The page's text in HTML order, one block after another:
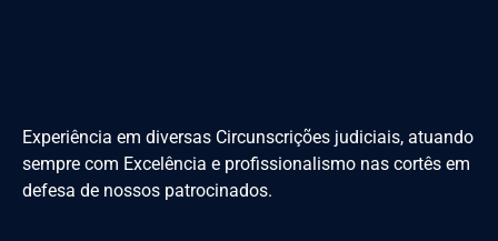
Experiência em diversas Circunscrições judiciais, atuando
sempre com Excelência e profissionalismo nas cortês em
defesa de nossos patrocinados.